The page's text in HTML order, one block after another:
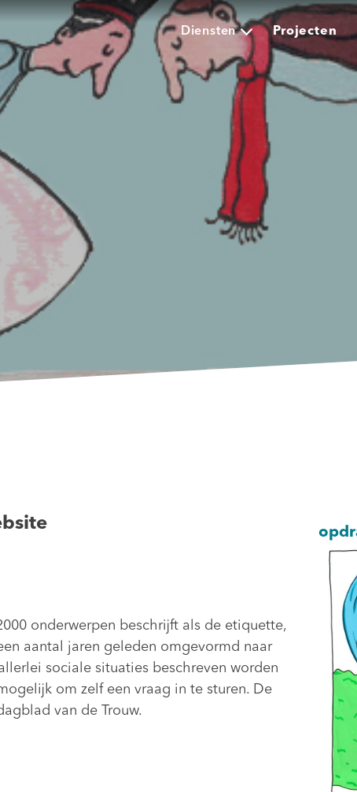
Diensten Projecten
onderwerpen beschrijft als de etiquette,
aantal jaren geleden omgevormd naar
sociale situaties beschreven worden
om zelf een vraag in te sturen. De
van de Trouw.